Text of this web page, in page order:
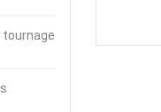
tournage